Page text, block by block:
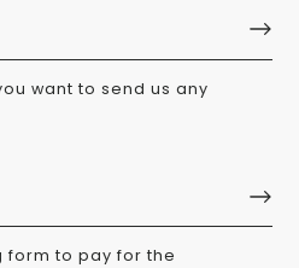
want to send us any
form to pay for the